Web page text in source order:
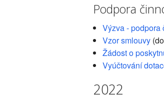
Podpora
Výzva - podpora
Vzor smlouvy
Žádost o
Vyúčtování
2022